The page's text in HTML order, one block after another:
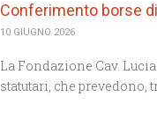
Conferimento borse
10 GIUGNO 2026
La Fondazione Cav.
statutari, che prevedono,